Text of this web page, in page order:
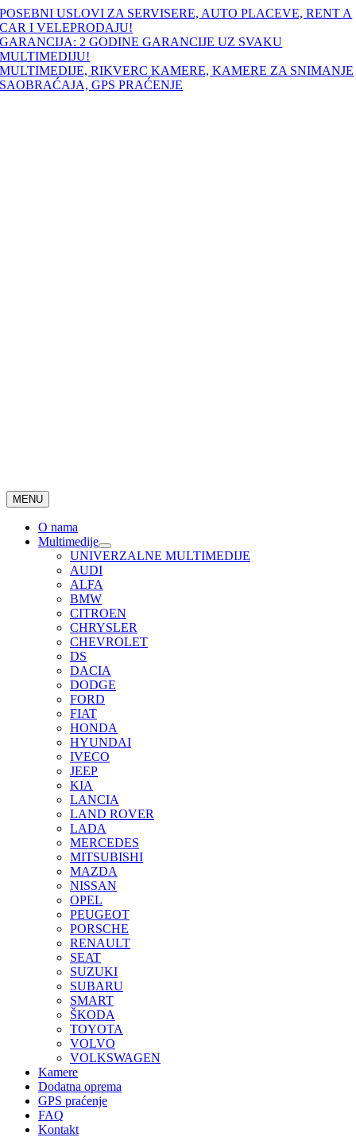
Skip
to
content
POSEBNI USLOVI ZA SERVISERE, AUTO PLACEVE, RENT A
CAR I VELEPRODAJU!
GARANCIJA: 2 GODINE GARANCIJE UZ SVAKU
MULTIMEDIJU!
MULTIMEDIJE, RIKVERC KAMERE, KAMERE ZA SNIMANJE
SAOBRAĆAJA, GPS PRAĆENJE
MENU
O nama
Multimedije
UNIVERZALNE MULTIMEDIJE
AUDI
ALFA
BMW
CITROEN
CHRYSLER
CHEVROLET
DS
DACIA
DODGE
FORD
FIAT
HONDA
HYUNDAI
IVECO
JEEP
KIA
LANCIA
LAND ROVER
LADA
MERCEDES
MITSUBISHI
MAZDA
NISSAN
OPEL
PEUGEOT
PORSCHE
RENAULT
SEAT
SUZUKI
SUBARU
SMART
ŠKODA
TOYOTA
VOLVO
VOLKSWAGEN
Kamere
Dodatna oprema
GPS praćenje
FAQ
Kontakt